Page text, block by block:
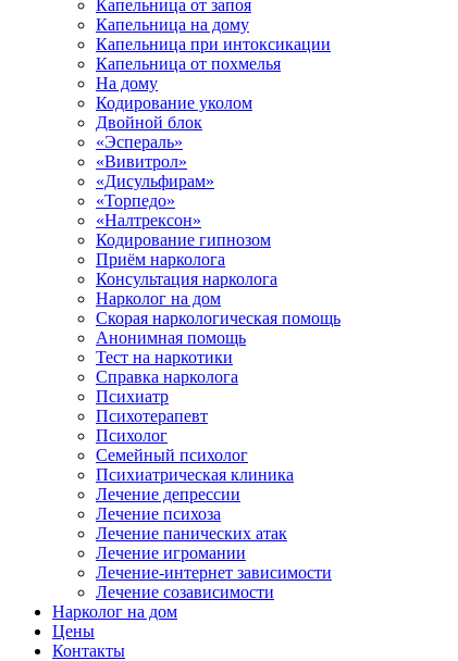
Капельница от запоя
Капельница на дому
Капельница при интоксикации
Капельница от похмелья
На дому
Кодирование уколом
Двойной блок
«Эспераль»
«Вивитрол»
«Дисульфирам»
«Торпедо»
«Налтрексон»
Кодирование гипнозом
Приём нарколога
Консультация нарколога
Нарколог на дом
Скорая наркологическая помощь
Анонимная помощь
Тест на наркотики
Справка нарколога
Психиатр
Психотерапевт
Психолог
Семейный психолог
Психиатрическая клиника
Лечение депрессии
Лечение психоза
Лечение панических атак
Лечение игромании
Лечение-интернет зависимости
Лечение созависимости
Нарколог на дом
Цены
Контакты